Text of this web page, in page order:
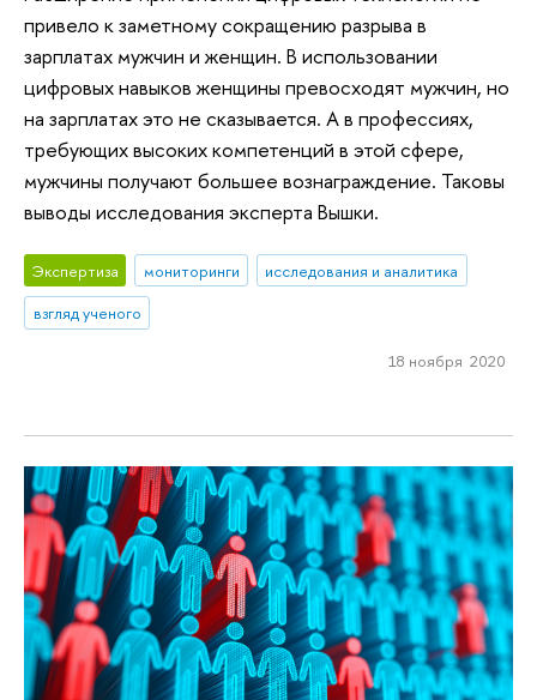
привело к заметному сокращению разрыва в
зарплатах мужчин и женщин. В использовании
цифровых навыков женщины превосходят мужчин, но
на зарплатах это не сказывается. А в профессиях,
требующих высоких компетенций в этой сфере,
мужчины получают большее вознаграждение. Таковы
выводы исследования эксперта Вышки.
Экспертиза мониторинги
исследования и аналитика
взгляд ученого
18 ноября 2020